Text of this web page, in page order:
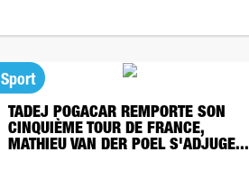
Sport
TADEJ POGACAR REMPORTE SON
CINQUIÈME TOUR DE FRANCE,
MATHIEU VAN DER POEL S'ADJUGE...